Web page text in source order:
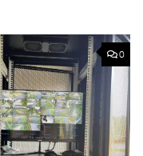
0